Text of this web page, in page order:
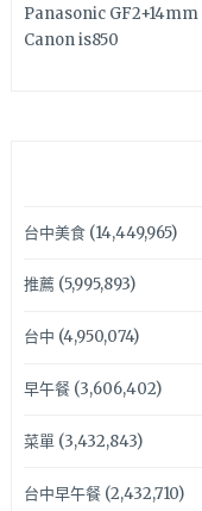
Panasonic GF2+14mm
Canon is850
台中美食(14,449,965)
推薦(5,995,893)
台中 (4,950,074)
早午餐(3,606,402)
菜單(3,432,843)
台中早午餐(2,432,710)